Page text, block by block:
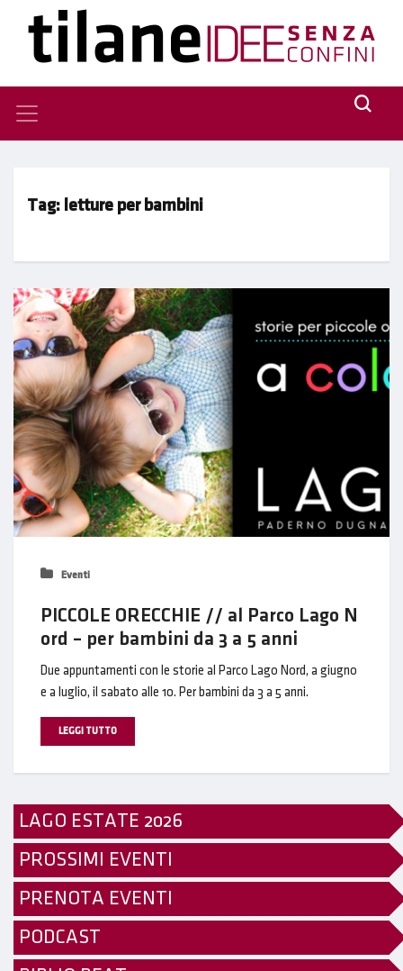
Tag: letture per bambini
Eventi
PICCOLE ORECCHIE // al Parco Lago N
ord – per bambini da 3 a 5 anni
Due appuntamenti con le storie al Parco Lago Nord, a giugno
e a luglio, il sabato alle 10. Per bambini da 3 a 5 anni.
LEGGI TUTTO
LAGO ESTATE 2026
PROSSIMI EVENTI
PRENOTA EVENTI
PODCAST